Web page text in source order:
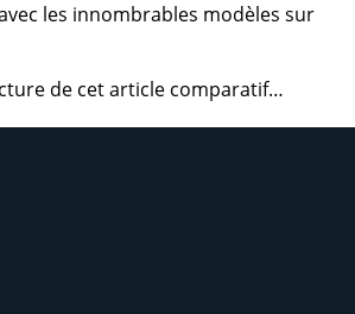
les innombrables modèles sur
de cet article comparatif…